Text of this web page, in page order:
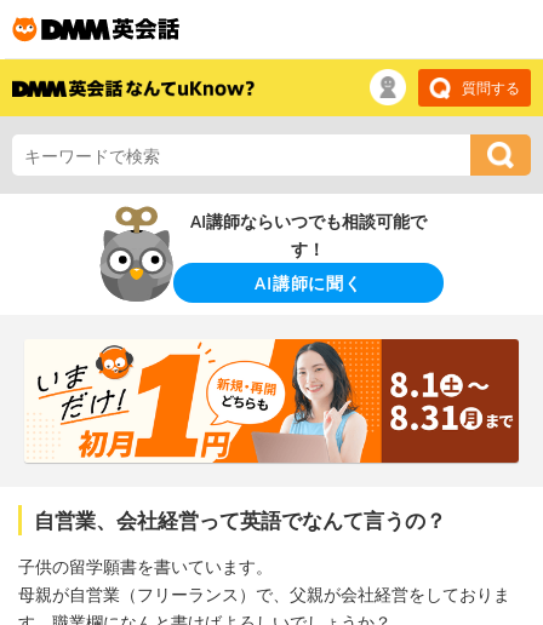
質問する
AI講師ならいつでも相談可能で
す！
AI講師に聞く
自営業、会社経営って英語でなんて言うの？
子供の留学願書を書いています。
母親が自営業（フリーランス）で、父親が会社経営をしておりま